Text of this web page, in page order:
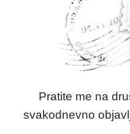
Pratite me na
svakodnevno